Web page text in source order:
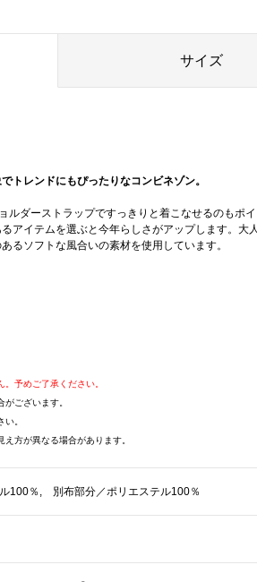
サイズ
トレンドにもぴったりなコンビネゾン。
ルダーストラップですっきりと着こなせるのもポ
アイテムを選ぶと今年らしさがアップします。大
るソフトな風合いの素材を使用しています。
予めご了承ください。
ございます。
。
方が異なる場合があります。
100％, 別布部分／ポリエステル100％